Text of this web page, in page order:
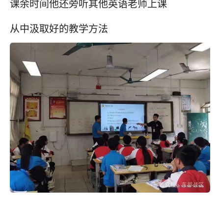
课余时间他还旁听其他英语老师上课
从中汲取好的教学方法